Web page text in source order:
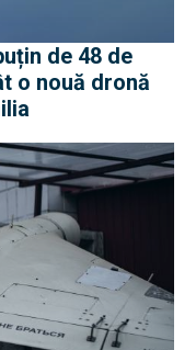
de 48 de
o nouă dronă